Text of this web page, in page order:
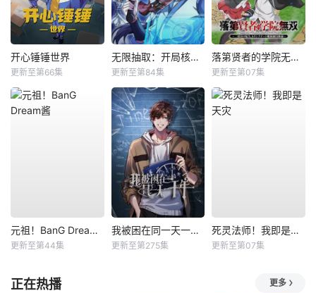
开心锤锤世界
更新至第66集
无限抽取：开局核平修仙世界动态漫
更新至第84集
落第贤者的学院无双第二回转生，S等级作弊魔术师冒险记
更新至第07集
元祖！BanG Dream酱
更新至第44集
我被困在同一天一千年动态漫
更新至第275集
死灵法师！我即是天灾
更新至第07集
正在热播 更多